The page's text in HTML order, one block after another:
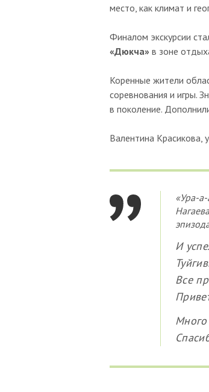
место, как климат и
Финалом экскурсии
«Дюкча» в зоне
Коренные жители
соревнования и игры.
в поколение.
Валентина Красикова,
«Ура-
И
Все
Много